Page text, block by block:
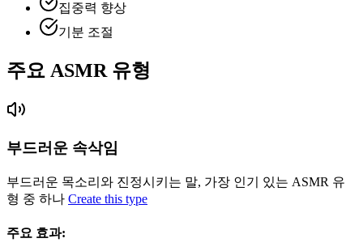
집중력 향상
기분 조절
주요 ASMR 유형
부드러운 속삭임
부드러운 목소리와 진정시키는 말, 가장 인기 있는 ASMR 유
형 중 하나 Create this type
주요 효과: